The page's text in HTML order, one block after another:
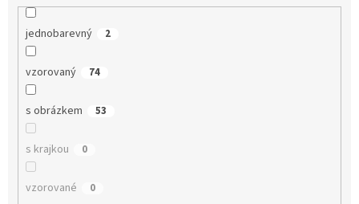
jednobarevný 2
vzorovaný 74
s obrázkem 53
s krajkou 0
vzorované 0